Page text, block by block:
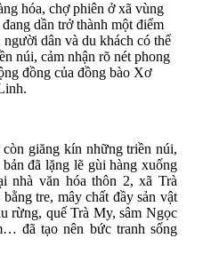
hóa, chợ phiên ở xã vùng
dần trở thành một điểm
dân và du khách có thể
núi, cảm nhận rõ nét phong
đồng của đồng bào Xơ
giăng kín những triền núi,
đã lặng lẽ gùi hàng xuống
nhà văn hóa thôn 2, xã Trà
tre, mây chất đầy sản vật
rừng, quế Trà My, sâm Ngọc
đã tạo nên bức tranh sống